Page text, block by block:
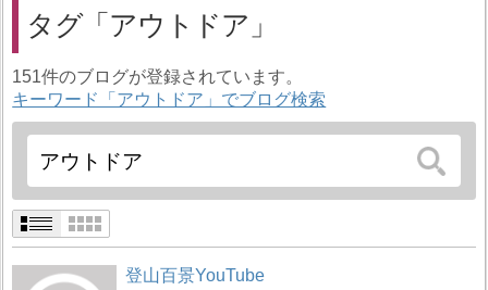
タグ アウトドア
151件のブログが登録されています。
キーワード「アウトドア」でブログ検索
登山百景YouTube